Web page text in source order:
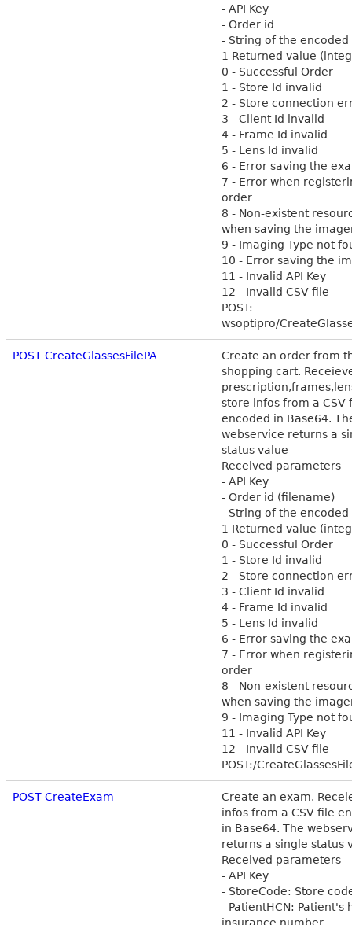
- API Key
- Order id
- String of the encoded
1 Returned value
0 - Successful Order
1 - Store Id invalid
2 - Store connection
3 - Client Id invalid
4 - Frame Id invalid
5 - Lens Id invalid
6 - Error saving the
7 - Error when
order
8 - Non-existent
when saving the
9 - Imaging Type not
10 - Error saving the
11 - Invalid API Key
12 - Invalid CSV file
POST:
wsoptipro/
POST CreateGlassesFilePA
Create an order from
shopping cart.
store infos from a CSV
encoded in Base64.
webservice returns a
status value
Received parameters
- API Key
- Order id (filename)
- String of the encoded
1 Returned value
0 - Successful Order
1 - Store Id invalid
2 - Store connection
3 - Client Id invalid
4 - Frame Id invalid
5 - Lens Id invalid
6 - Error saving the
7 - Error when
order
8 - Non-existent
when saving the
9 - Imaging Type not
11 - Invalid API Key
12 - Invalid CSV file
POST:/
POST CreateExam
Create an exam.
infos from a CSV file
in Base64. The
returns a single status
Received parameters
- API Key
- StoreCode: Store
- PatientHCN: Patient's